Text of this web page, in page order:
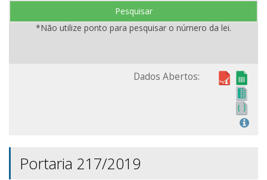
Pesquisar
*Não utilize ponto para pesquisar o número da lei.
Dados Abertos:
Portaria 217/2019